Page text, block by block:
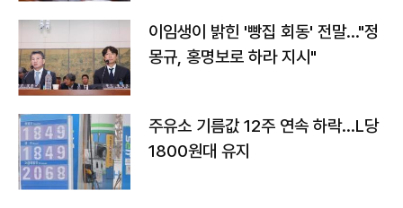
이임생이 밝힌 '빵집 회동' 전말…"정
몽규, 홍명보로 하라 지시"
주유소 기름값 12주 연속 하락…L당
1800원대 유지